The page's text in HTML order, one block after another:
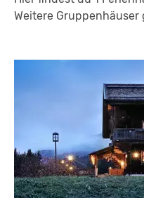
Weitere Gruppenhäuser